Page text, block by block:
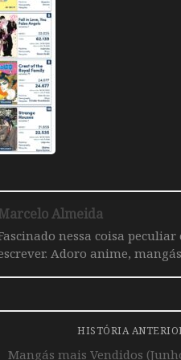
Almeida
nessa coisa
Adoro anime,
HISTÓRIA
Mangás mais Vendidos